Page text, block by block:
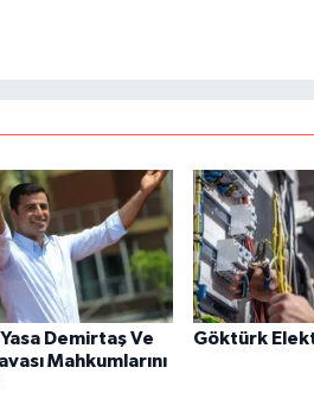
Demirtaş Ve
Mahkumlarını
Göktürk